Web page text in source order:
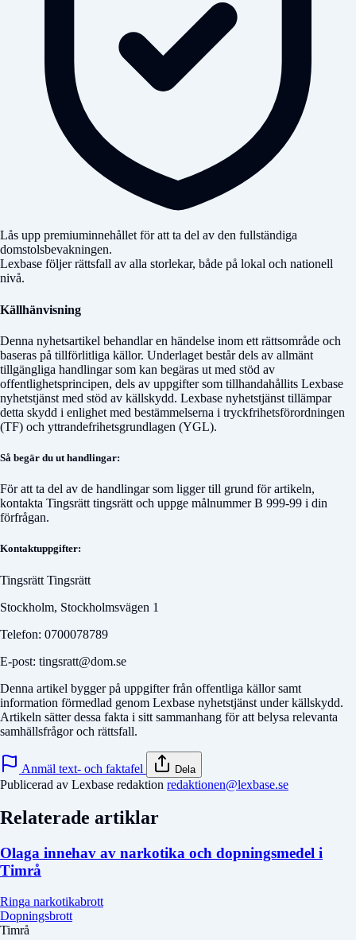
Lås upp premiuminnehållet för att ta del av den fullständiga
domstolsbevakningen.
Lexbase följer rättsfall av alla storlekar, både på lokal och nationell
nivå.
Källhänvisning
Denna nyhetsartikel behandlar en händelse inom ett rättsområde och
baseras på tillförlitliga källor. Underlaget består dels av allmänt
tillgängliga handlingar som kan begäras ut med stöd av
offentlighetsprincipen, dels av uppgifter som tillhandahållits Lexbase
nyhetstjänst med stöd av källskydd. Lexbase nyhetstjänst tillämpar
detta skydd i enlighet med bestämmelserna i tryckfrihetsförordningen
(TF) och yttrandefrihetsgrundlagen (YGL).
Så begär du ut handlingar:
För att ta del av de handlingar som ligger till grund för artikeln,
kontakta Tingsrätt tingsrätt och uppge målnummerB 999-99 i din
förfrågan.
Kontaktuppgifter:
Tingsrätt Tingsrätt
Stockholm, Stockholmsvägen 1
Telefon: 0700078789
E-post: tingsratt@dom.se
Denna artikel bygger på uppgifter från offentliga källor samt
information förmedlad genom Lexbase nyhetstjänst under källskydd.
Artikeln sätter dessa fakta i sitt sammanhang för att belysa relevanta
samhällsfrågor och rättsfall.
Anmäl text- och faktafel Dela
Publicerad av Lexbase redaktion redaktionen@lexbase.se
Relaterade artiklar
Olaga innehav av narkotika och dopningsmedel i
Timrå
Ringa narkotikabrott
Dopningsbrott
Timrå